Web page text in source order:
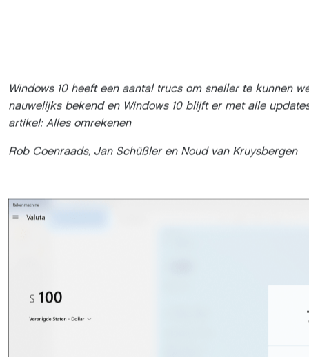
Windows 10 heeft een aantal trucs om sneller te kunnen
nauwelijks bekend en Windows 10 blijft er met alle
artikel: Alles omrekenen
Rob Coenraads, Jan Schüßler en Noud van Kruysbergen